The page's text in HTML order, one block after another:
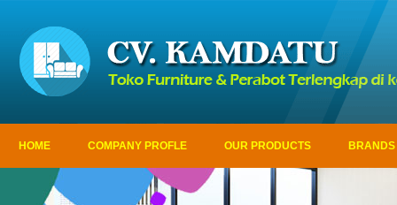
HOME COMPANY PROFLE OUR PRODUCTS BRANDS